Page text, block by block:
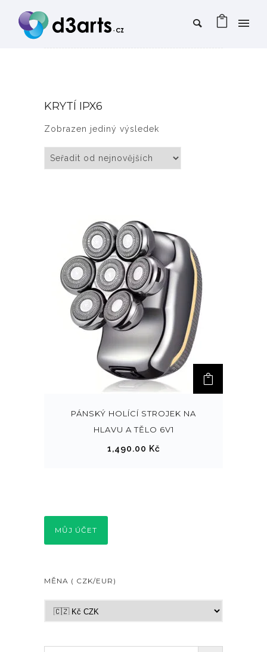
KRYTÍ IPX6
Zobrazen jediný výsledek
PÁNSKÝ HOLÍCÍ STROJEK NA
HLAVU A TĚLO 6V1
1,490.00 Kč
MŮJ ÚČET
MĚNA ( CZK/EUR)